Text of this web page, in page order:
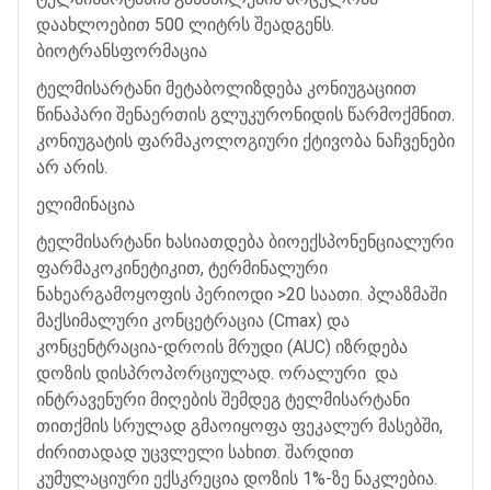
დაახლოებით 500 ლიტრს შეადგენს.
ბიოტრანსფორმაცია
ტელმისარტანი მეტაბოლიზდება კონიუგაციით
წინაპარი შენაერთის გლუკურონიდის წარმოქმნით.
კონიუგატის ფარმაკოლოგიური ქტივობა ნაჩვენები
არ არის.
ელიმინაცია
ტელმისარტანი ხასიათდება ბიოექსპონენციალური
ფარმაკოკინეტიკით, ტერმინალური
ნახეარგამოყოფის პერიოდი >20 საათი. პლაზმაში
მაქსიმალური კონცეტრაცია (Cmax) და
კონცენტრაცია-დროის მრუდი (AUC) იზრდება
დოზის დისპროპორციულად. ორალური და
ინტრავენური მიღების შემდეგ ტელმისარტანი
თითქმის სრულად გმაოიყოფა ფეკალურ მასებში,
ძირითადად უცვლელი სახით. შარდით
კუმულაციური ექსკრეცია დოზის 1%-ზე ნაკლებია.